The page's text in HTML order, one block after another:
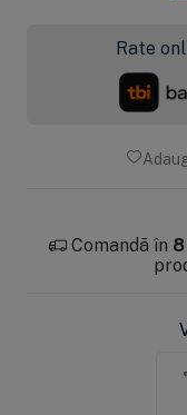
Rate
Comandă în